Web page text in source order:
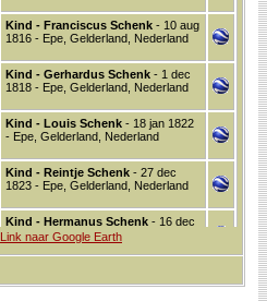
Kind - Franciscus Schenk - 10 aug
1816 - Epe, Gelderland, Nederland
Kind - Gerhardus Schenk - 1 dec
1818 - Epe, Gelderland, Nederland
Kind - Louis Schenk - 18 jan 1822
- Epe, Gelderland, Nederland
Kind - Reintje Schenk - 27 dec
1823 - Epe, Gelderland, Nederland
Kind - Hermanus Schenk - 16 dec
1827 - Elburg, Gelderland,
Nederland
Gelderland, Nederland
Link naar Google Earth